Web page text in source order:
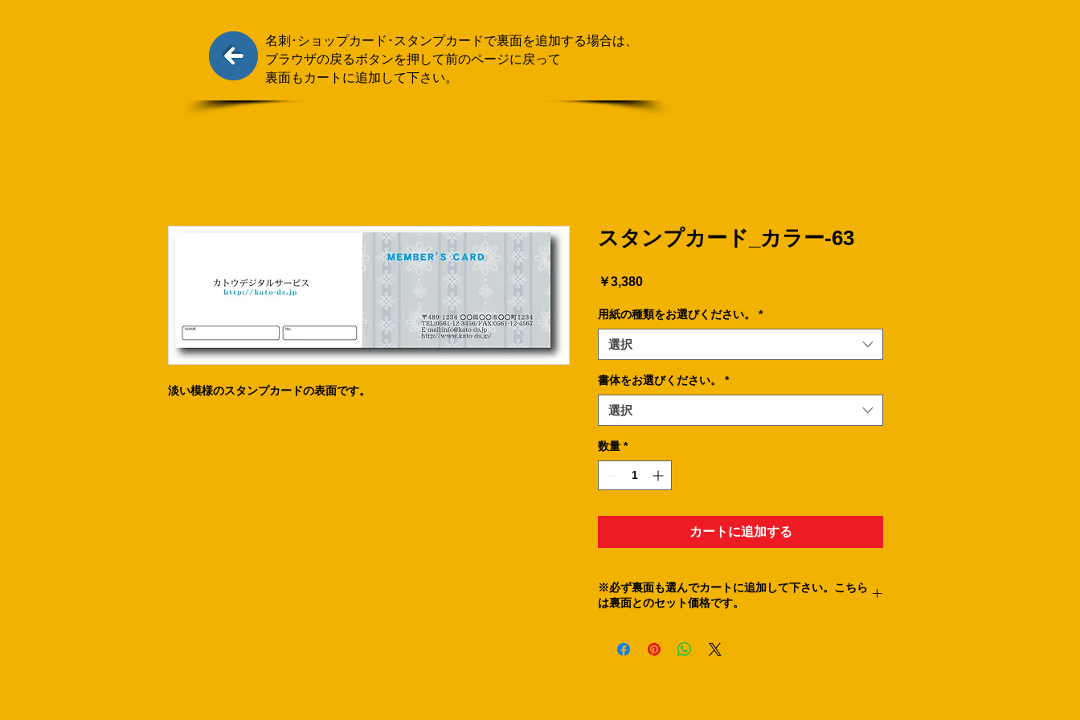
名刺･ショップカード･スタンプカードで​裏面を追加する場合は、
ブラウザの戻るボタンを押して前のページに戻って
裏面もカートに追加して下さい。
淡い模様のスタンプカードの表面です。
スタンプカード_カラー-63
￥3,380価
用紙の種類をお選びください。 *
選択
書体をお選びください。 *
選択
数量 *
カートに追加する
※必ず裏面も選んでカートに追加して下さい。こちら
は裏面とのセット価格です。